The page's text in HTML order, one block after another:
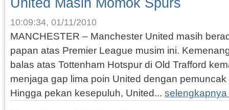
United Masih Momok Spurs
10:09:34, 01/11/2010
MANCHESTER – Manchester United masih
papan atas Premier League musim ini.
balas atas Tottenham Hotspur di Old Trafford
menjaga gap lima poin United dengan
Hingga pekan kesepuluh, United... selengkapnya